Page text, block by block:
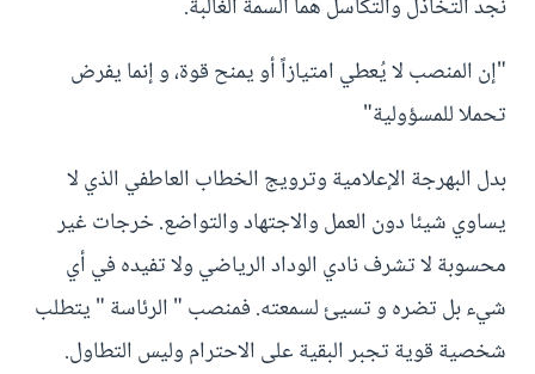
نجد التخاذل والتكاسل هما السمة الغالبة.
"إن المنصب لا يُعطي امتيازاً أو يمنح قوة، و إنما يفرض
تحملا للمسؤولية"
بدل البهرجة الإعلامية وترويج الخطاب العاطفي الذي لا
يساوي شيئا دون العمل والاجتهاد والتواضع. خرجات غير
محسوبة لا تشرف نادي الوداد الرياضي ولا تفيده في أي
شيء بل تضره و تسيئ لسمعته. فمنصب " الرئاسة " يتطلب
شخصية قوية تجبر البقية على الاحترام وليس التطاول.